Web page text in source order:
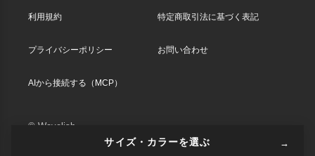
サイズ・カラーを選ぶ
利用規約 特定商取引法に基づく表記
プライバシーポリシー お問い合わせ
AIから接続する（MCP）
© Wavelish